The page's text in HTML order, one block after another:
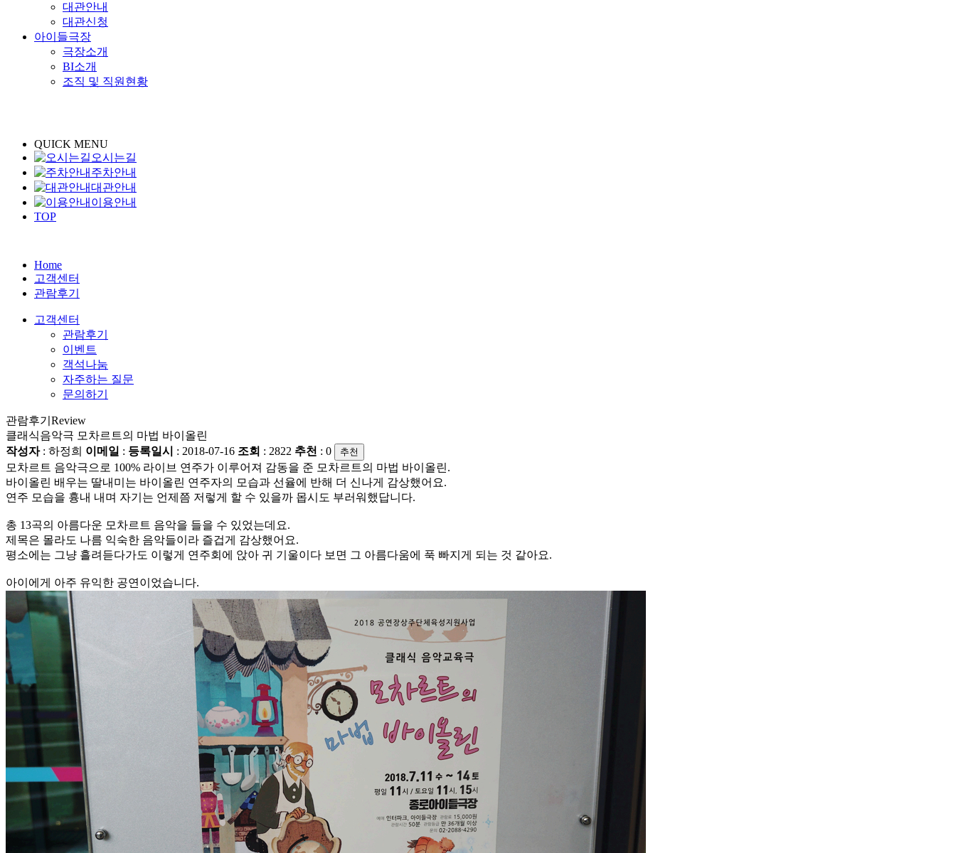
대관안내
대관신청
아이들극장
극장소개
BI소개
조직 및 직원현황
QUICK MENU
오시는길
주차안내
대관안내
이용안내
TOP
Home
고객센터
관람후기
고객센터
관람후기
이벤트
객석나눔
자주하는 질문
문의하기
관람후기 Review
클래식음악극 모차르트의 마법 바이올린
작성자: 하정희 이메일 : 등록일시 : 2018-07-16 조회 : 2822 추천 : 0 추천
모차르트 음악극으로 100% 라이브 연주가 이루어져 감동을 준 모차르트의 마법 바이올린.
바이올린 배우는 딸내미는 바이올린 연주자의 모습과 선율에 반해 더 신나게 감상했어요.
연주 모습을 흉내 내며 자기는 언제쯤 저렇게 할 수 있을까 몹시도 부러워했답니다.
총 13곡의 아름다운 모차르트 음악을 들을 수 있었는데요.
제목은 몰라도 나름 익숙한 음악들이라 즐겁게 감상했어요.
평소에는 그냥 흘려듣다가도 이렇게 연주회에 앉아 귀 기울이다 보면 그 아름다움에 푹 빠지게 되는 것 같아요.
아이에게 아주 유익한 공연이었습니다.